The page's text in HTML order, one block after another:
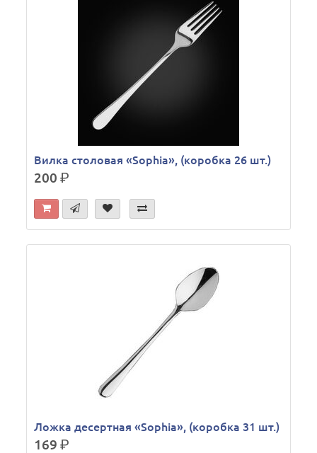
Вилка столовая «Sophia», (коробка 26 шт.)
200р.
Ложка десертная «Sophia», (коробка 31 шт.)
169р.